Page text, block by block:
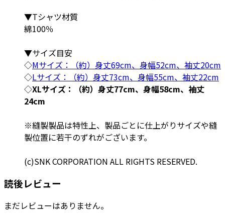
▼Tシャツ材質
綿100％
▼サイズ目安
◇Mサイズ：（約）身丈69cm、身幅52cm、袖丈20cm
◇Lサイズ：（約）身丈73cm、身幅55cm、袖丈22cm
◇XLサイズ：（約）身丈77cm、身幅58cm、袖丈
24cm
※縫製製品は特性上、製品ごとに仕上がりサイズや縫
製位置に若干のずれがございます。
(c)SNK CORPORATION ALL RIGHTS RESERVED.
読後レビュー
まだレビューはありません。